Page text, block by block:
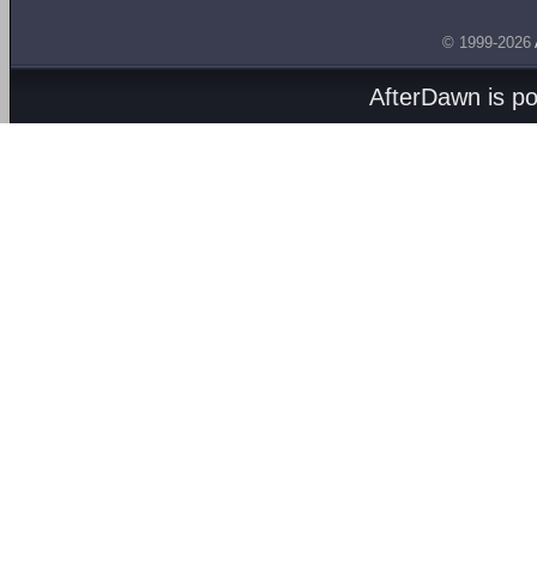
© 1999-2026
AfterDawn is